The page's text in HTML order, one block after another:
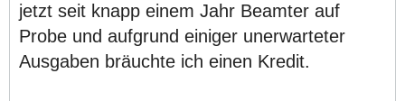
jetzt seit knapp einem Jahr Beamter auf
Probe und aufgrund einiger unerwarteter
Ausgaben bräuchte ich einen Kredit.